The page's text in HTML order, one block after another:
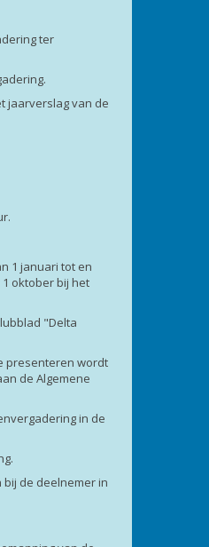
ter
jaarverslag van de
1 januari tot en
oktober bij het
"Delta
presenteren wordt
de Algemene
in de
de deelnemer in